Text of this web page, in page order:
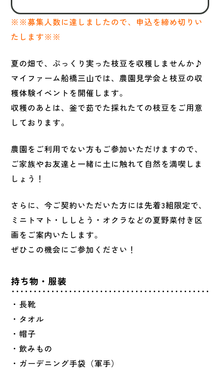
※※募集人数に達しましたので、申込を締め切りい
たします※※
夏の畑で、ぷっくり実った枝豆を収穫しませんか♪
マイファーム船橋三山では、農園見学会と枝豆の収
穫体験イベントを開催します。
収穫のあとは、釜で茹でた採れたての枝豆をご用意
しております。
農園をご利用でない方もご参加いただけますので、
ご家族やお友達と一緒に土に触れて自然を満喫しま
しょう！
さらに、今ご契約いただいた方には先着3組限定で、
ミニトマト・ししとう・オクラなどの夏野菜付き区
画をご案内いたします。
ぜひこの機会にご参加ください！
持ち物・服装
・長靴
・タオル
・帽子
・飲みもの
・ガーデニング手袋（軍手）